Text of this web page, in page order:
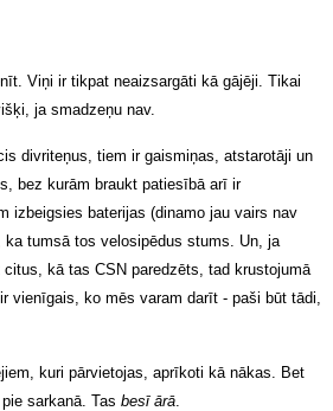
Viņi ir tikpat neaizsargāti kā gājēji. Tikai
ja smadzeņu nav.
divriteņus, tiem ir gaismiņas, atstarotāji un
bez kurām braukt patiesībā arī ir
izbeigsies baterijas (dinamo jau vairs nav
ka tumsā tos velosipēdus stums. Un, ja
kā tas CSN paredzēts, tad krustojumā
vienīgais, ko mēs varam darīt - paši būt tādi,
kuri pārvietojas, aprīkoti kā nākas. Bet
sarkanā. Tas besī ārā.